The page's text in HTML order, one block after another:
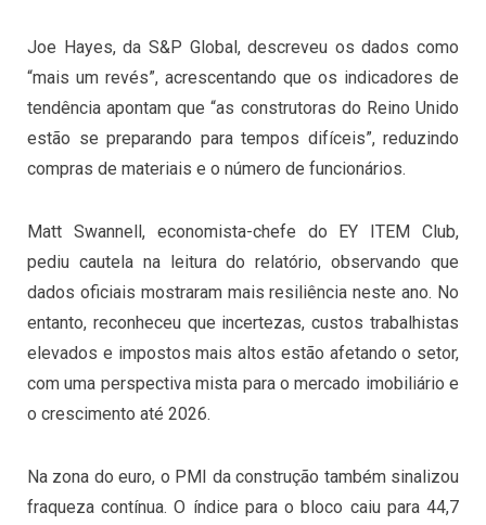
Joe Hayes, da S&P Global, descreveu os dados como
“mais um revés”, acrescentando que os indicadores de
tendência apontam que “as construtoras do Reino Unido
estão se preparando para tempos difíceis”, reduzindo
compras de materiais e o número de funcionários.
Matt Swannell, economista-chefe do EY ITEM Club,
pediu cautela na leitura do relatório, observando que
dados oficiais mostraram mais resiliência neste ano. No
entanto, reconheceu que incertezas, custos trabalhistas
elevados e impostos mais altos estão afetando o setor,
com uma perspectiva mista para o mercado imobiliário e
o crescimento até 2026.
Na zona do euro, o PMI da construção também sinalizou
fraqueza contínua. O índice para o bloco caiu para 44,7